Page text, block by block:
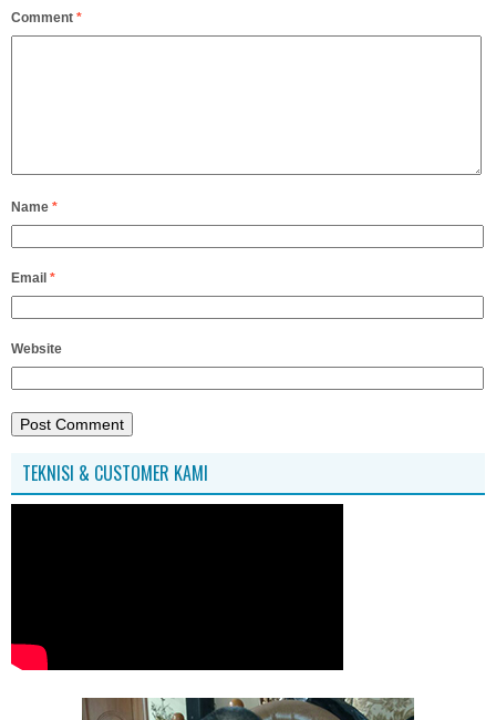
Comment *
Name *
Email *
Website
TEKNISI & CUSTOMER KAMI